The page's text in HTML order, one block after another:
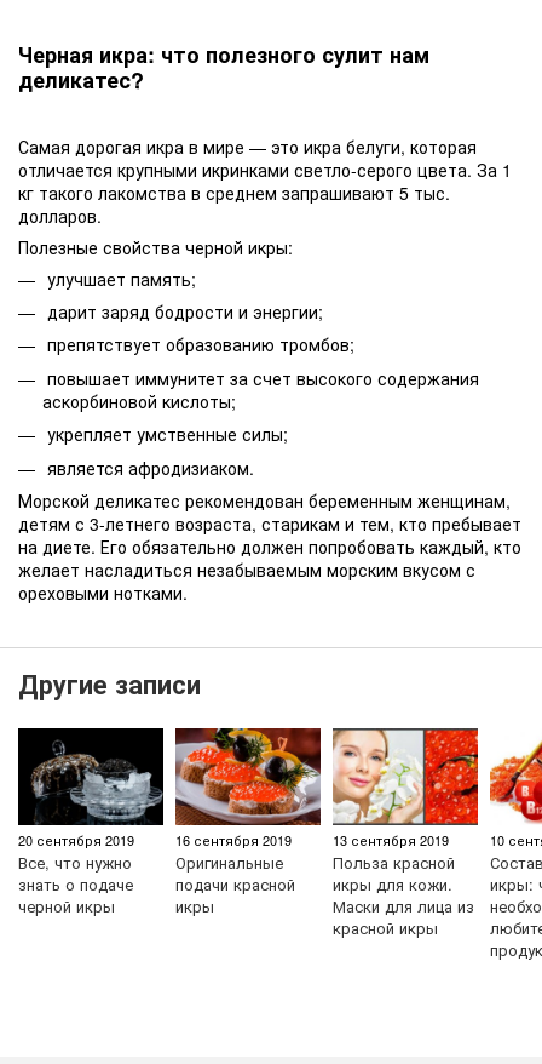
Черная икра: что полезного сулит нам
деликатес?
Самая дорогая икра в мире — это икра белуги, которая
отличается крупными икринками светло-серого цвета. За 1
кг такого лакомства в среднем запрашивают 5 тыс.
долларов.
Полезные свойства черной икры:
улучшает память;
дарит заряд бодрости и энергии;
препятствует образованию тромбов;
повышает иммунитет за счет высокого содержания
аскорбиновой кислоты;
укрепляет умственные силы;
является афродизиаком.
Морской деликатес рекомендован беременным женщинам,
детям с 3-летнего возраста, старикам и тем, кто пребывает
на диете. Его обязательно должен попробовать каждый, кто
желает насладиться незабываемым морским вкусом с
ореховыми нотками.
Другие записи
20 сентября 2019
Все, что нужно
знать о подаче
черной икры
16 сентября 2019
Оригинальные
подачи красной
икры
13 сентября 2019
Польза красной
икры для кожи.
Маски для лица из
красной икры
10
икры: